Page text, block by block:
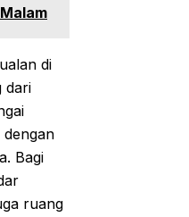
di
dari
dengan
Bagi
ruang